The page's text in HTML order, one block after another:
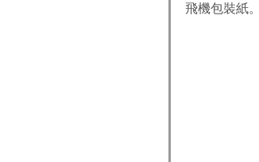
飛機包裝紙。